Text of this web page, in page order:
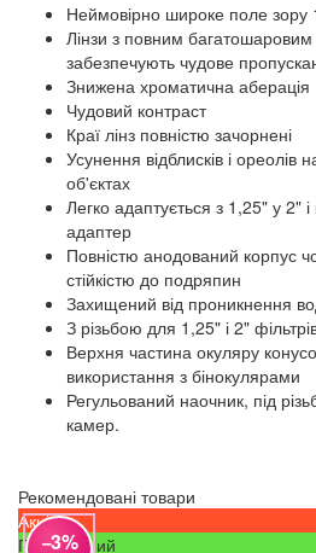
Неймовірно широке поле зору
Лінзи з повним багатошаровим
забезпечують чудове
Знижена хроматична аберація
Чудовий контраст
Краї лінз повністю зачорнені
Усунення відблисків і ореолів
об'єктах
Легко адаптується з 1,25" у 2"
адаптер
Повністю анодований корпус
стійкістю до подряпин
Захищений від проникнення
З різьбою для 1,25" і 2"
Верхня частина окуляру
використання з бінокулярами
Регульований наочник, під
камер.
Рекомендовані товари
Акція
Популярний
−3%